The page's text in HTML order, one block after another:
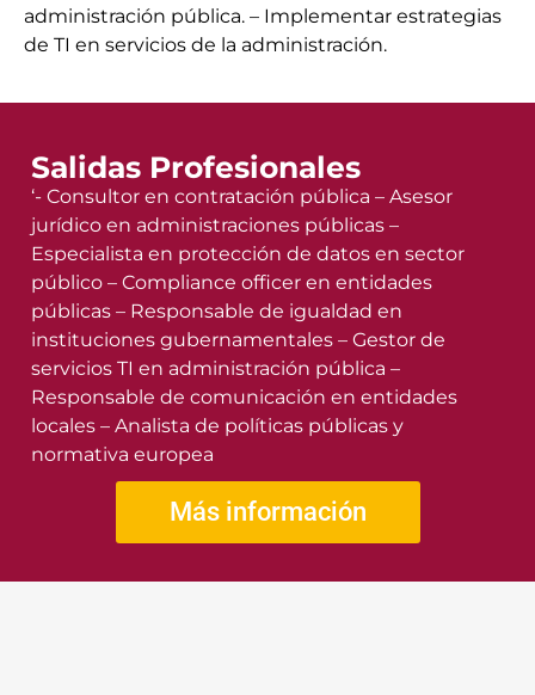
administración pública. – Implementar estrategias
de TI en servicios de la administración.
Salidas Profesionales
‘- Consultor en contratación pública – Asesor
jurídico en administraciones públicas –
Especialista en protección de datos en sector
público – Compliance officer en entidades
públicas – Responsable de igualdad en
instituciones gubernamentales – Gestor de
servicios TI en administración pública –
Responsable de comunicación en entidades
locales – Analista de políticas públicas y
normativa europea
Más información